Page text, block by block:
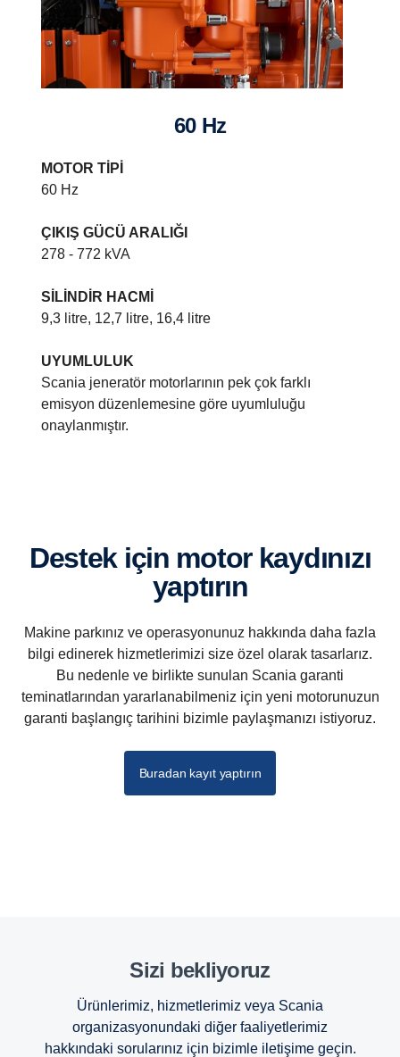
60 Hz
MOTOR TİPİ
60 Hz
ÇIKIŞ GÜCÜ ARALIĞI
278 - 772 kVA
SİLİNDİR HACMİ
9,3 litre, 12,7 litre, 16,4 litre
UYUMLULUK
Scania jeneratör motorlarının pek çok farklı
emisyon düzenlemesine göre uyumluluğu
onaylanmıştır.
Jeneratör sistemlerinin teknik özellikleri
En yeni motor platformumuzun üzerine inşa edilmiş olan bu seri,
yakıt optimizasyonlu/uyumluluğu bulunmayan motorlardan, ABD
Tier 4f uyumlu modellere kadar uzanır.
Destek için motor kaydınızı
yaptırın
Makine parkınız ve operasyonunuz hakkında daha fazla
bilgi edinerek hizmetlerimizi size özel olarak tasarlarız.
Bu nedenle ve birlikte sunulan Scania garanti
teminatlarından yararlanabilmeniz için yeni motorunuzun
garanti başlangıç tarihini bizimle paylaşmanızı istiyoruz.
Buradan kayıt yaptırın
Sizi bekliyoruz
Ürünlerimiz, hizmetlerimiz veya Scania
organizasyonundaki diğer faaliyetlerimiz
hakkındaki sorularınız için bizimle iletişime geçin.